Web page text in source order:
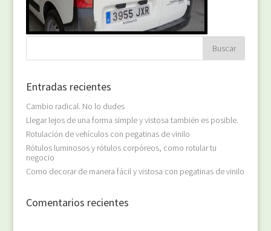
Entradas recientes
Cambio radical. No lo dudes
Llegar lejos de una forma simple y vistosa también es posible.
Rotulación de vehículos con pegatinas de vinilo
Rótulos luminosos y rótulos corpóreos, como rotular tu
negocio
Como decorar de manera fácil y vistosa con pegatinas de vinilo
Comentarios recientes